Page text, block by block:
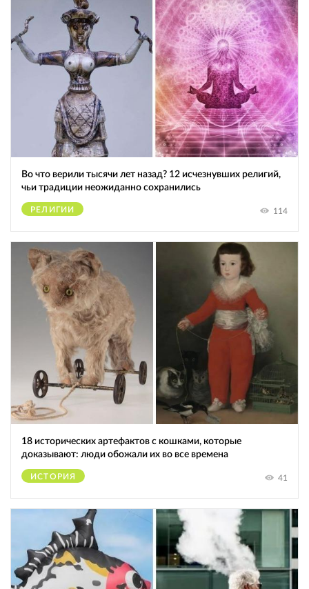
Во что верили тысячи лет назад? 12 исчезнувших религий,
чьи традиции неожиданно сохранились
РЕЛИГИИ 114
18 исторических артефактов с кошками, которые
доказывают: люди обожали их во все времена
ИСТОРИЯ 41